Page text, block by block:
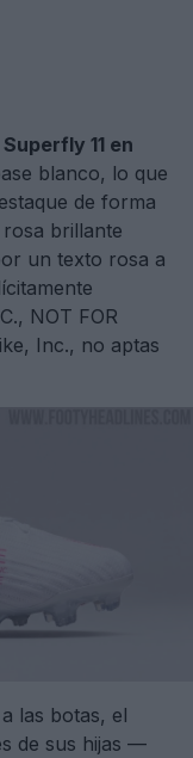
11 en
blanco, lo que
de forma
brillante
un texto rosa a
NOT FOR
Inc., no aptas
las botas, el
de sus hijas —